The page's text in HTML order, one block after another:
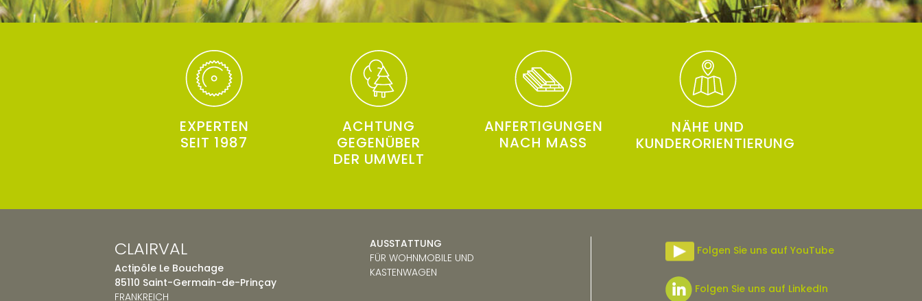
EXPERTEN
SEIT 1987
ACHTUNG
GEGENÜBER
DER UMWELT
ANFERTIGUNGEN
NACH MASS
NÄHE UND
KUNDERORIENTIERUNG
CLAIRVAL
Actipôle Le Bouchage
85110 Saint-Germain-de-Prinçay
FRANKREICH
AUSSTATTUNG
FÜR WOHNMOBILE UND
KASTENWAGEN
Folgen Sie uns auf YouTube
Folgen Sie uns auf LinkedIn